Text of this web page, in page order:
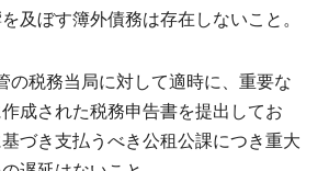
及ぼす簿外債務は存在しないこと。
の税務当局に対して適時に、重要な
成された税務申告書を提出してお
づき支払うべき公租公課につき重大